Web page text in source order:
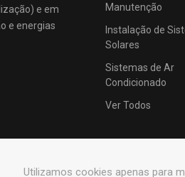
Utilizamos cookies apenas para
e em
e energias
Manutenção
Instalação de
Solares
Sistemas de Ar
Condicionado
Ver Todos